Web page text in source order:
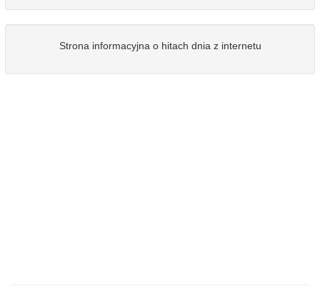
Strona informacyjna o hitach dnia z internetu